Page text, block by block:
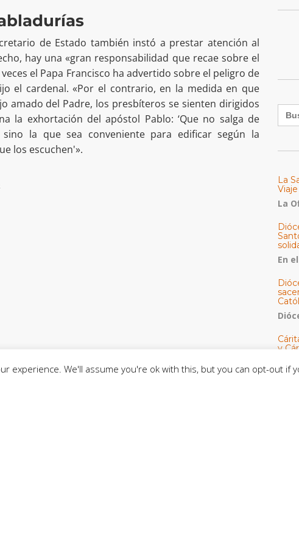
de Estado también instó a prestar atención al
hay una «gran responsabilidad que recae sobre el
el Papa Francisco ha advertido sobre el peligro de
el cardenal. «Por el contrario, en la medida en que
amado del Padre, los presbíteros se sienten dirigidos
la exhortación del apóstol Pablo: ‘Que no salga de
la que sea conveniente para edificar según la
los escuchen'».
La
La
En
y
Una
experience. We'll assume you're ok with this, but you can opt-out if